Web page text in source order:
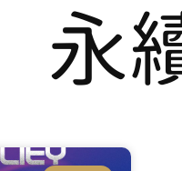
永